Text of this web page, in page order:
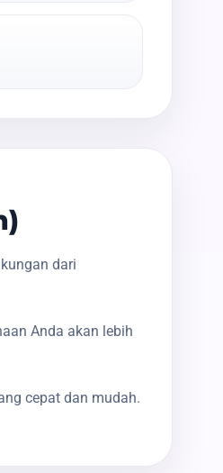
dari
Anda akan lebih
cepat dan mudah.